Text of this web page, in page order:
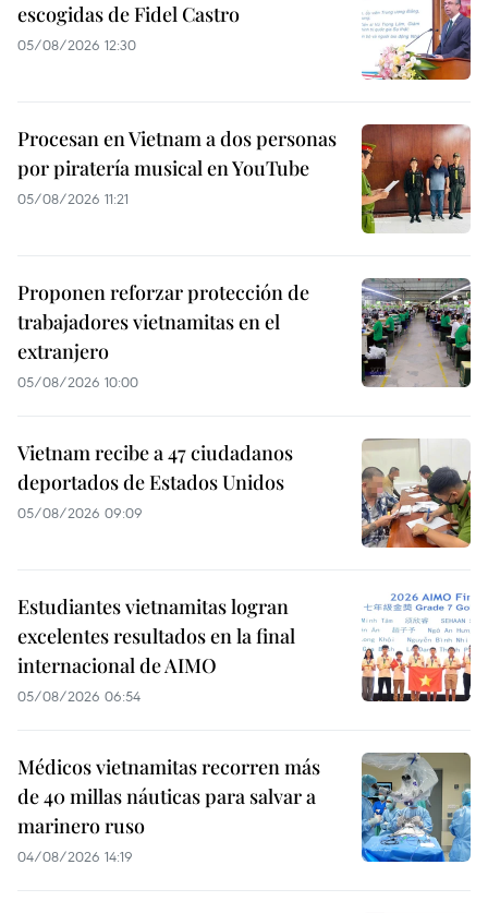
escogidas de Fidel Castro
05/08/2026 12:30
Procesan en Vietnam a dos personas
por piratería musical en YouTube
05/08/2026 11:21
Proponen reforzar protección de
trabajadores vietnamitas en el
extranjero
05/08/2026 10:00
Vietnam recibe a 47 ciudadanos
deportados de Estados Unidos
05/08/2026 09:09
Estudiantes vietnamitas logran
excelentes resultados en la final
internacional de AIMO
05/08/2026 06:54
Médicos vietnamitas recorren más
de 40 millas náuticas para salvar a
marinero ruso
04/08/2026 14:19